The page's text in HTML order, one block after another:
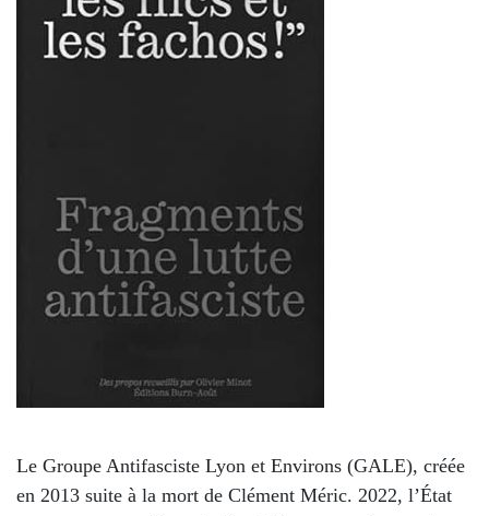
Le Groupe Antifasciste Lyon et Environs (GALE), créée
en 2013 suite à la mort de Clément Méric. 2022, l’État